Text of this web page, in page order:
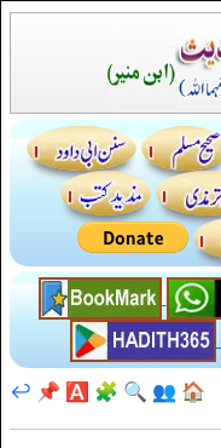
🏠
👥
🔍
🧩
🅰️
📌
↩️